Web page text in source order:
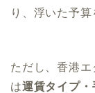
り、浮いた予
ただし、香港
は運賃タイプ